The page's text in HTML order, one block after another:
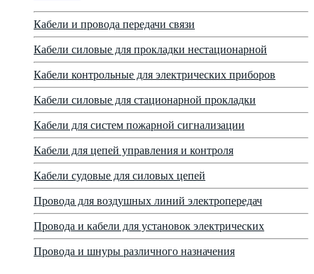
Кабели и провода передачи связи
Кабели силовые для прокладки нестационарной
Кабели контрольные для электрических приборов
Кабели силовые для стационарной прокладки
Кабели для систем пожарной сигнализации
Кабели для цепей управления и контроля
Кабели судовые для силовых цепей
Провода для воздушных линий электропередач
Провода и кабели для установок электрических
Провода и шнуры различного назначения